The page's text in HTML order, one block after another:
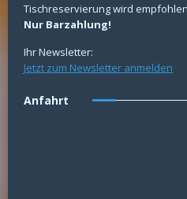
Tischreservierung wird
Nur Barzahlung!
Ihr Newsletter:
Jetzt zum Newsletter anmelden
Anfahrt